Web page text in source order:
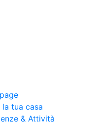
la tua casa
& Attività